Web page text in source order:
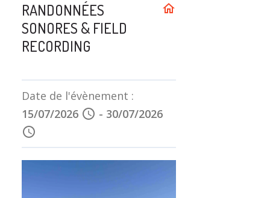
home
RANDONNÉES
SONORES & FIELD
RECORDING
Date de l'évènement :
15/07/2026 schedule - 30/07/2026
schedule